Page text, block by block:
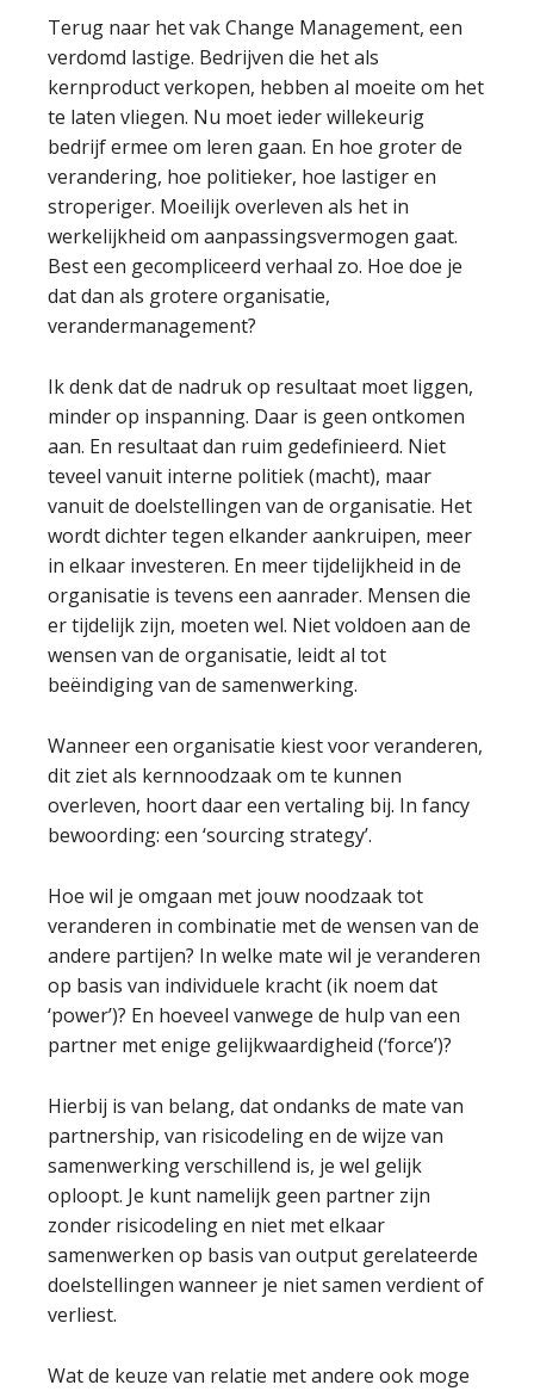
Terug naar het vak Change Management, een
verdomd lastige. Bedrijven die het als
kernproduct verkopen, hebben al moeite om het
te laten vliegen. Nu moet ieder willekeurig
bedrijf ermee om leren gaan. En hoe groter de
verandering, hoe politieker, hoe lastiger en
stroperiger. Moeilijk overleven als het in
werkelijkheid om aanpassingsvermogen gaat.
Best een gecompliceerd verhaal zo. Hoe doe je
dat dan als grotere organisatie,
verandermanagement?
Ik denk dat de nadruk op resultaat moet liggen,
minder op inspanning. Daar is geen ontkomen
aan. En resultaat dan ruim gedefinieerd. Niet
teveel vanuit interne politiek (macht), maar
vanuit de doelstellingen van de organisatie. Het
wordt dichter tegen elkander aankruipen, meer
in elkaar investeren. En meer tijdelijkheid in de
organisatie is tevens een aanrader. Mensen die
er tijdelijk zijn, moeten wel. Niet voldoen aan de
wensen van de organisatie, leidt al tot
beëindiging van de samenwerking.
Wanneer een organisatie kiest voor veranderen,
dit ziet als kernnoodzaak om te kunnen
overleven, hoort daar een vertaling bij. In fancy
bewoording: een ‘sourcing strategy’.
Hoe wil je omgaan met jouw noodzaak tot
veranderen in combinatie met de wensen van de
andere partijen? In welke mate wil je veranderen
op basis van individuele kracht (ik noem dat
‘power’)? En hoeveel vanwege de hulp van een
partner met enige gelijkwaardigheid (‘force’)?
Hierbij is van belang, dat ondanks de mate van
partnership, van risicodeling en de wijze van
samenwerking verschillend is, je wel gelijk
oploopt. Je kunt namelijk geen partner zijn
zonder risicodeling en niet met elkaar
samenwerken op basis van output gerelateerde
doelstellingen wanneer je niet samen verdient of
verliest.
Wat de keuze van relatie met andere ook moge